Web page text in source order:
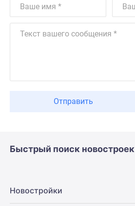
Отправить
Быстрый поиск новостроек
Новостройки